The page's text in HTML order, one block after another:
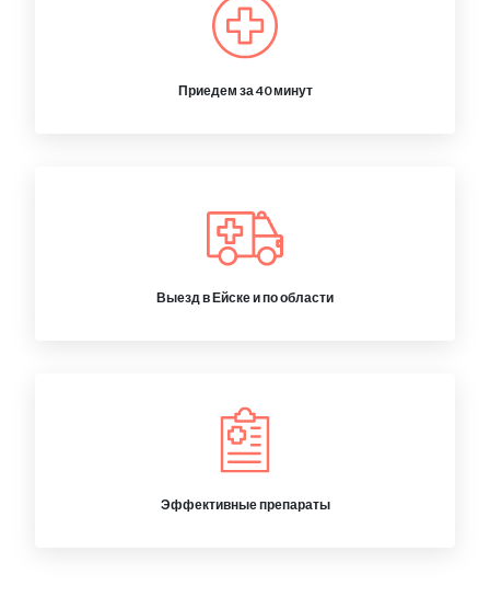
Приедем за 40 минут
Выезд в Ейске и по области
Эффективные препараты